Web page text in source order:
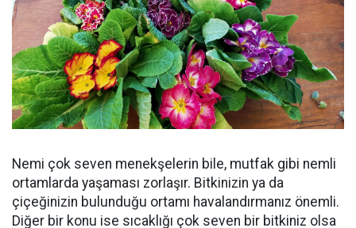
Nemi çok seven menekşelerin bile, mutfak gibi nemli
ortamlarda yaşaması zorlaşır. Bitkinizin ya da
çiçeğinizin bulunduğu ortamı havalandırmanız önemli.
Diğer bir konu ise sıcaklığı çok seven bir bitkiniz olsa